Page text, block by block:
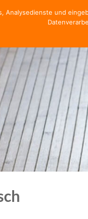
Analysedienste und